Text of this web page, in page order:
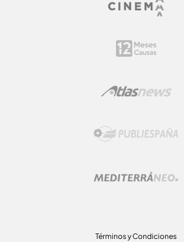
Términos y Condiciones